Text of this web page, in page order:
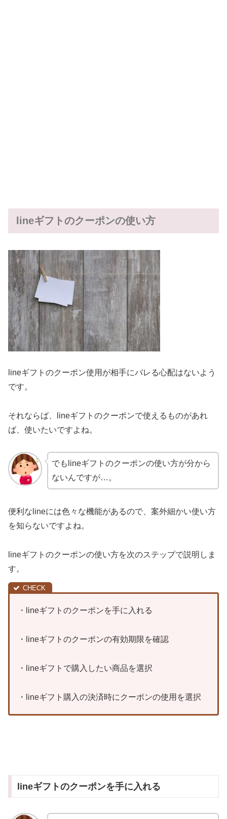
lineギフトのクーポンの使い方
lineギフトのクーポン使用が相手にバレる心配はないよう
です。
それならば、lineギフトのクーポンで使えるものがあれ
ば、使いたいですよね。
でもlineギフトのクーポンの使い方が分から
ないんですが…。
便利なlineには色々な機能があるので、案外細かい使い方
を知らないですよね。
lineギフトのクーポンの使い方を次のステップで説明しま
す。
・lineギフトのクーポンを手に入れる
・lineギフトのクーポンの有効期限を確認
・lineギフトで購入したい商品を選択
・lineギフト購入の決済時にクーポンの使用を選択
lineギフトのクーポンを手に入れる